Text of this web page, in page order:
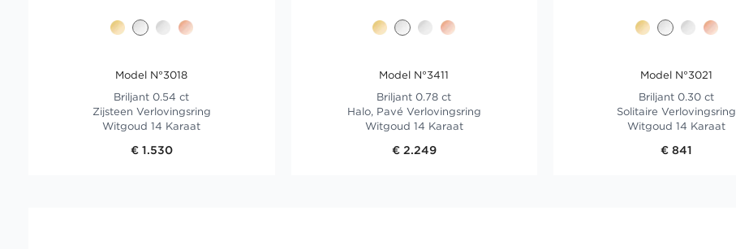
Model N°3018
Briljant 0.54 ct
Zijsteen Verlovingsring
Witgoud 14 Karaat
€ 1.530
Model N°3411
Briljant 0.78 ct
Halo, Pavé Verlovingsring
Witgoud 14 Karaat
€ 2.249
Model N°3021
Briljant 0.30 ct
Solitaire Verlovingsring
Witgoud 14 Karaat
€ 841